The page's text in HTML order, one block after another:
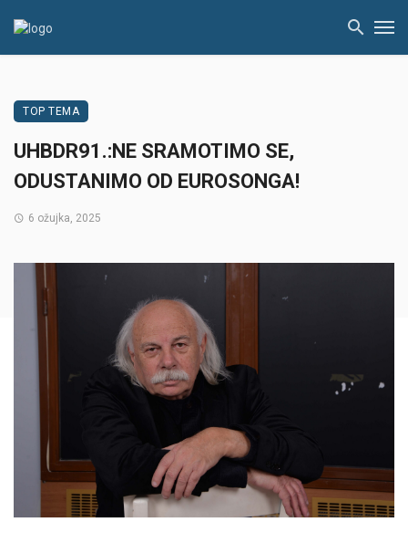
TOP TEMA
UHBDR91.:NE SRAMOTIMO SE,
ODUSTANIMO OD EUROSONGA!
6 ožujka, 2025